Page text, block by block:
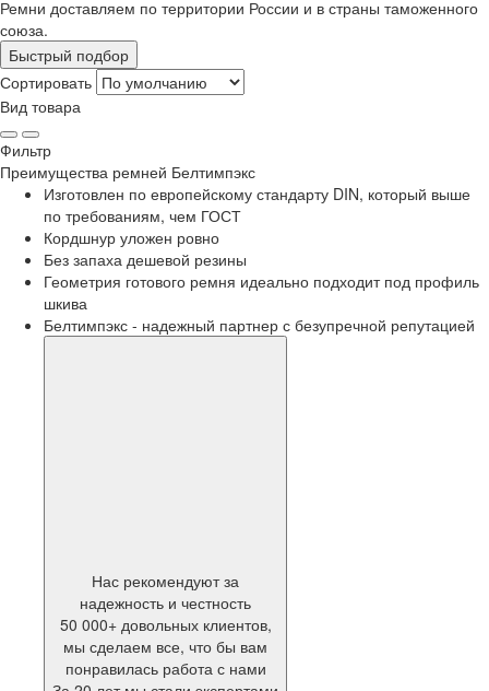
Ремни доставляем по территории России и в страны таможенного
союза.
Быстрый подбор
Сортировать
Вид товара
Фильтр
Преимущества ремней Белтимпэкс
Изготовлен по европейскому стандарту DIN, который выше
по требованиям, чем ГОСТ
Кордшнур уложен ровно
Без запаха дешевой резины
Геометрия готового ремня идеально подходит под профиль
шкива
Белтимпэкс - надежный партнер с безупречной репутацией
Нас рекомендуют за
надежность и честность
50 000+ довольных клиентов,
мы сделаем все, что бы вам
понравилась работа с нами